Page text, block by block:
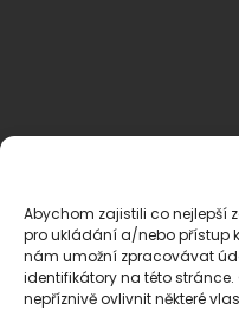
Abychom zajistili co nejlepší
pro ukládání a/nebo přístup
nám umožní zpracovávat
identifikátory na této
nepříznivě ovlivnit některé